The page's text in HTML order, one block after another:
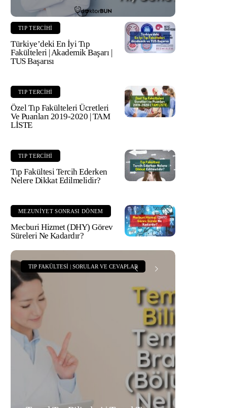
TIP TERCIHI
Türkiye’deki En İyi Tıp
Fakülteleri | Akademik Başarı |
TUS Başarısı
TIP TERCIHI
Özel Tıp Fakülteleri Ücretleri
Ve Puanları 2019-2020 | TAM
LİSTE
TIP TERCIHI
Tıp Fakültesi Tercih Ederken
Nelere Dikkat Edilmelidir?
MEZUNIYET SONRASI DÖNEM
Mecburi Hizmet (DHY) Görev
Süreleri Ne Kadardır?
TIP FAKÜLTESI | SORULAR VE CEVAPLAR